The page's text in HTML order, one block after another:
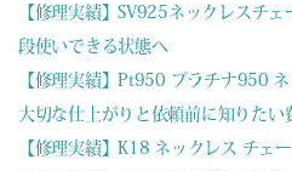
【修理実績】SV925ネックレスチ
段使いできる状態へ
【修理実績】Pt950 プラチナ950
大切な仕上がりと依頼前に知りたい
【修理実績】K18 ネックレス チェ